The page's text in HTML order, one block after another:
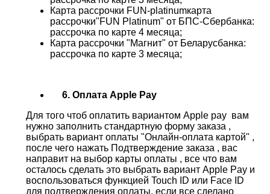
Карта рассрочки FUN-platinumкарта
рассрочки"FUN Platinum" от БПС-Сбербанка:
рассрочка по карте 4 месяца;
Карта рассрочки "Магнит" от Беларусбанка:
рассрочка по карте 3 месяца;
6. Оплата Apple Pay
Для того чтоб оплатить вариантом Apple pay вам
нужно заполнить стандартную форму заказа ,
выбрать вариант оплаты "Онлайн-оплата картой" ,
после чего нажать Подтверждение заказа , вас
направит на выбор карты оплаты , все что вам
осталось сделать это выбрать вариант Apple Pay и
воспользоваться функцией Touch ID или Face ID
для подтверждения оплаты, если все сделано